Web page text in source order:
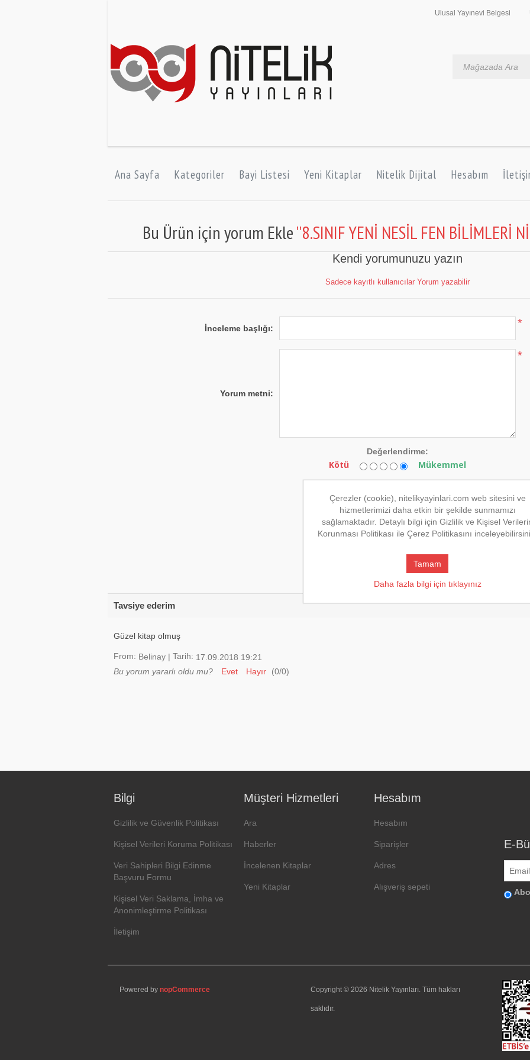
Ulusal Yayınevi Belgesi
Ana Sayfa Kategoriler Bayi Listesi Yeni Kitaplar Nitelik Dijital Hesabım
Bu Ürün için yorum Ekle 8.SINIF YENİ NESİL FEN BİLİMLERİ
Kendi yorumunuzu yazın
Sadece kayıtlı kullanıcılar Yorum yazabilir
İnceleme başlığı: *
Yorum metni:
*
Değerlendirme:
Kötü Mükemmel
Mevcut değerlendirmeler
Tavsiye ederim
Güzel kitap olmuş
From: Belinay | Tarih: 17.09.2018 19:21
Bu yorum yararlı oldu mu?
Evet Hayır (0/0)
Bilgi
Gizlilik ve Güvenlik Politikası
Kişisel Verileri Koruma Politikası
Veri Sahipleri Bilgi Edinme
Başvuru Formu
Kişisel Veri Saklama, İmha ve
Anonimleştirme Politikası
İletişim
Müşteri Hizmetleri
Ara
Haberler
İncelenen Kitaplar
Yeni Kitaplar
Hesabım
Hesabım
Siparişler
Adres
Alışveriş sepeti
E-
Copyright © 2026 Nitelik Yayınları. Tüm hakları
saklıdır.
Powered by nopCommerce
Çerezler (cookie), nitelikyayinlari.com web sitesini ve
hizmetlerimizi daha etkin bir şekilde sunmamızı
sağlamaktadır. Detaylı bilgi için Gizlilik ve Kişisel
Korunması Politikası ile Çerez Politikasını
Tamam
Daha fazla bilgi için tıklayınız